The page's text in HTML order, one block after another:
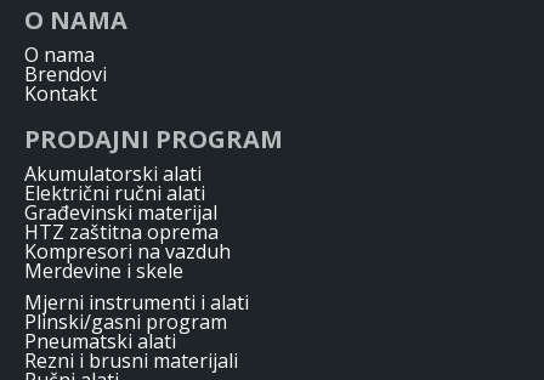
O NAMA
O nama
Brendovi
Kontakt
PRODAJNI PROGRAM
Akumulatorski alati
Električni ručni alati
Građevinski materijal
HTZ zaštitna oprema
Kompresori na vazduh
Merdevine i skele
Mjerni instrumenti i alati
Plinski/gasni program
Pneumatski alati
Rezni i brusni materijali